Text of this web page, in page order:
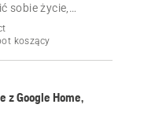
sobie życie,
procedur
koszący
z Google Home,